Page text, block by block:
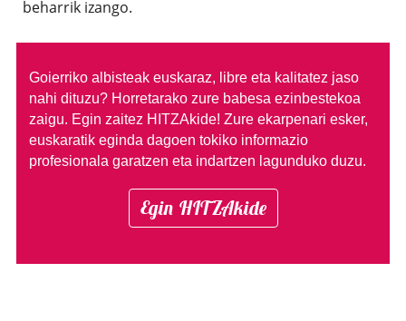
beharrik izango.
Goierriko albisteak euskaraz, libre eta kalitatez jaso
nahi dituzu? Horretarako zure babesa ezinbestekoa
zaigu. Egin zaitez HITZAkide! Zure ekarpenari esker,
euskaratik eginda dagoen tokiko informazio
profesionala garatzen eta indartzen lagunduko duzu.
Egin HITZAkide